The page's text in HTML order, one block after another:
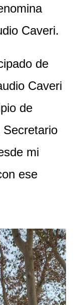
Caveri.
de
Caveri
de
Secretario
mi
ese